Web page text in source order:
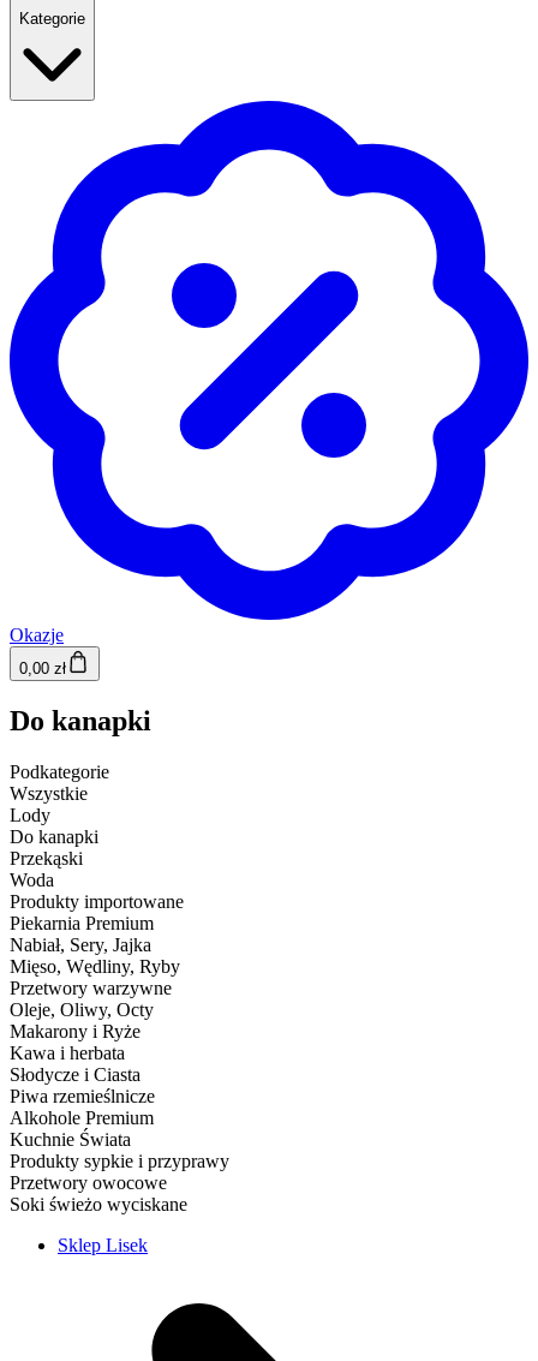
Kategorie
Okazje
0,00 zł
Do kanapki
Podkategorie
Wszystkie
Lody
Do kanapki
Przekąski
Woda
Produkty importowane
Piekarnia Premium
Nabiał, Sery, Jajka
Mięso, Wędliny, Ryby
Przetwory warzywne
Oleje, Oliwy, Octy
Makarony i Ryże
Kawa i herbata
Słodycze i Ciasta
Piwa rzemieślnicze
Alkohole Premium
Kuchnie Świata
Produkty sypkie i przyprawy
Przetwory owocowe
Soki świeżo wyciskane
Sklep Lisek